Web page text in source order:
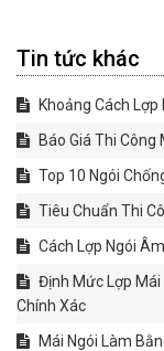
Tin tức khác
Khoảng Cách Lợp
Báo Giá Thi Công
Top 10 Ngói
Tiêu Chuẩn Thi
Cách Lợp Ngói
Định Mức Lợp Mái
Chính Xác
Mái Ngói Làm